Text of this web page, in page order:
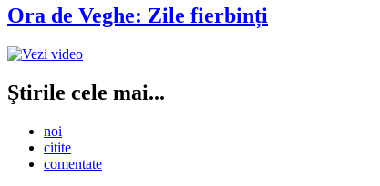
Ora de Veghe: Zile fierbinți
Ştirile cele mai...
noi
citite
comentate